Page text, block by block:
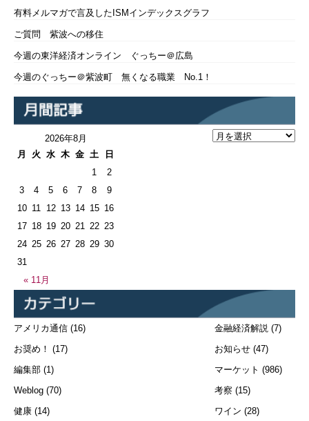
有料メルマガで言及したISMインデックスグラフ
ご質問 紫波への移住
今週の東洋経済オンライン ぐっちー＠広島
今週のぐっちー＠紫波町 無くなる職業 No.1！
2026年8月
月
火 水 木 金 土 日
« 11月
1
2
3
4 5 6 7 8
9
10 11 12 13 14 15 16
17 18 19 20 21 22 23
24 25 26 27 28 29 30
31
アメリカ通信 (16)
お奨め！ (17)
編集部 (1)
Weblog (70)
健康 (14)
金融経済解説 (7)
お知らせ (47)
マーケット (986)
考察 (15)
ワイン (28)